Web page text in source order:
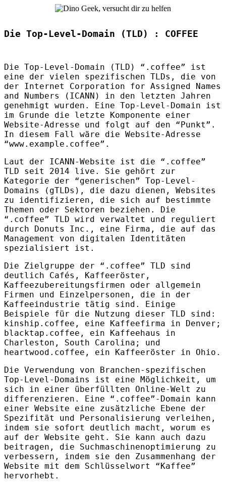
Die Top-Level-Domain (TLD) : COFFEE
Die Top-Level-Domain (TLD ) “.coffee” ist
eine der vielen spezifischen TLDs, die von
der Internet Corporation for Assigned Names
and Numbers ( ICANN ) in den letzten Jahren
genehmigt wurden. Eine Top-Level-Domain ist
im Grunde die letzte Komponente einer
Website-Adresse und folgt auf den “Punkt”.
In diesem Fall wäre die Website-Adresse
“www.example.coffee”.
Laut der ICANN-Website ist die “.coffee”
TLD seit 2014 live. Sie gehört zur
Kategorie der “generischen” Top-Level-
Domains (gTLDs), die dazu dienen, Websites
zu identifizieren, die sich auf bestimmte
Themen oder Sektoren beziehen. Die
“.coffee” TLD wird verwaltet und reguliert
durch Donuts Inc., eine Firma, die auf das
Management von digitalen Identitäten
spezialisiert ist.
Die Zielgruppe der “.coffee” TLD sind
deutlich Cafés, Kaffeeröster,
Kaffeezubereitungsfirmen oder allgemein
Firmen und Einzelpersonen, die in der
Kaffeeindustrie tätig sind. Einige
Beispiele für die Nutzung dieser TLD sind:
kinship.coffee, eine Kaffeefirma in Denver;
blacktap.coffee, ein Kaffeehaus in
Charleston, South Carolina; und
heartwood.coffee, ein Kaffeeröster in Ohio.
Die Verwendung von Branchen-spezifischen
Top-Level-Domains ist eine Möglichkeit, um
sich in einer überfüllten Online-Welt zu
differenzieren. Eine “.coffee”-Domain kann
einer Website eine zusätzliche Ebene der
Spezifität und Personalisierung verleihen,
indem sie sofort deutlich macht, worum es
auf der Website geht. Sie kann auch dazu
beitragen, die Suchmaschinenoptimierung zu
verbessern, indem sie den Zusammenhang der
Website mit dem Schlüsselwort “Kaffee”
hervorhebt.